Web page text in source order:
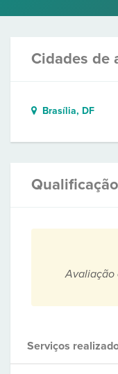
Cidades de
Brasília, DF
Qualificação
Avaliação
Serviços